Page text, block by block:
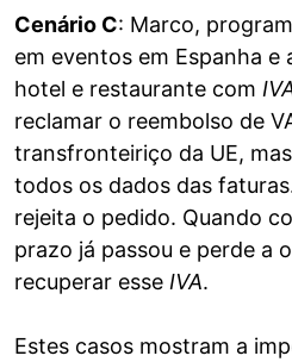
Cenário C: Marco,
em eventos em Espanha e
hotel e restaurante com
reclamar o reembolso de
transfronteiriço da UE,
todos os dados das
rejeita o pedido. Quando
prazo já passou e perde a
recuperar esse IVA.
Estes casos mostram a